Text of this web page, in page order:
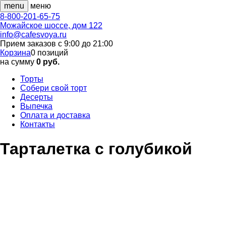
menu
меню
8-800-201-65-75
Можайское шоссе, дом 122
info@cafesvoya.ru
Прием заказов с 9:00 до 21:00
Корзина0 позиций
на сумму 0 руб.
Торты
Собери свой торт
Десерты
Выпечка
Оплата и доставка
Контакты
Тарталетка с голубикой